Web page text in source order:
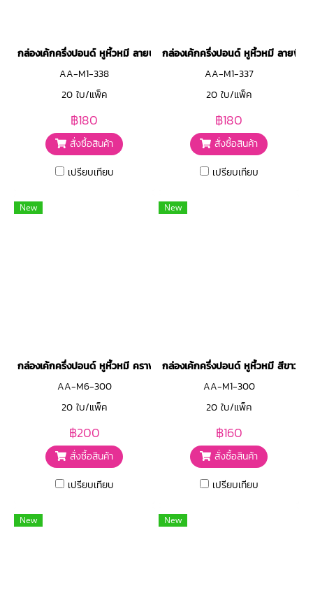
กล่องเค้กครึ่งปอนด์ หูหิ้วหมี ลายบราวน์สก๊อต
AA-M1-338
20 ใบ/แพ็ค
฿180
สั่งซื้อสินค้า
เปรียบเทียบ
กล่องเค้กครึ่งปอนด์ หูหิ้วหมี ลายพิ้ง
AA-M1-337
20 ใบ/แพ็ค
฿180
สั่งซื้อสินค้า
เปรียบเทียบ
New
กล่องเค้กครึ่งปอนด์ หูหิ้วหมี คราฟท์
AA-M6-300
20 ใบ/แพ็ค
฿200
สั่งซื้อสินค้า
เปรียบเทียบ
New
กล่องเค้กครึ่งปอนด์ หูหิ้วหมี สีขาว
AA-M1-300
20 ใบ/แพ็ค
฿160
สั่งซื้อสินค้า
เปรียบเทียบ
New New